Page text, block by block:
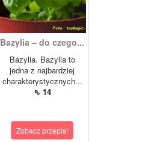
Bazylia – do czego...
Bazylia. Bazylia to
jedna z najbardziej
charakterystycznych...
⇖ 14
Zobacz przepis!